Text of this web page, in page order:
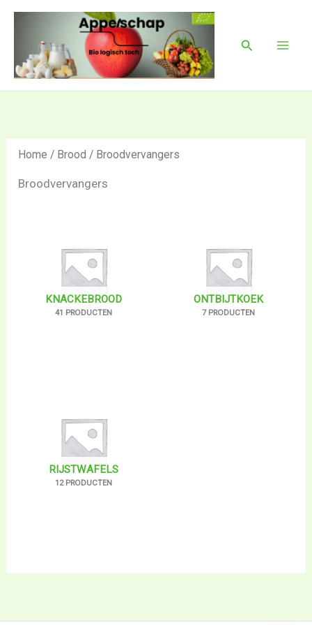
inhoud
Zoeken
Home / Brood / Broodvervangers
Broodvervangers
KNACKEBROOD
41 PRODUCTEN
ONTBIJTKOEK
7 PRODUCTEN
RIJSTWAFELS
12 PRODUCTEN